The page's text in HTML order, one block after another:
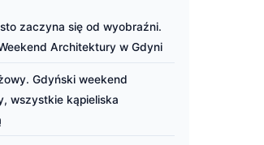
zaczyna się od wyobraźni.
Architektury w Gdyni
Gdyński weekend
wszystkie kąpieliska